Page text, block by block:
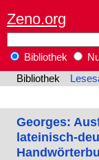
Zeno.org
Bibliothek
Bibliothek
Georges:
lateinisch-